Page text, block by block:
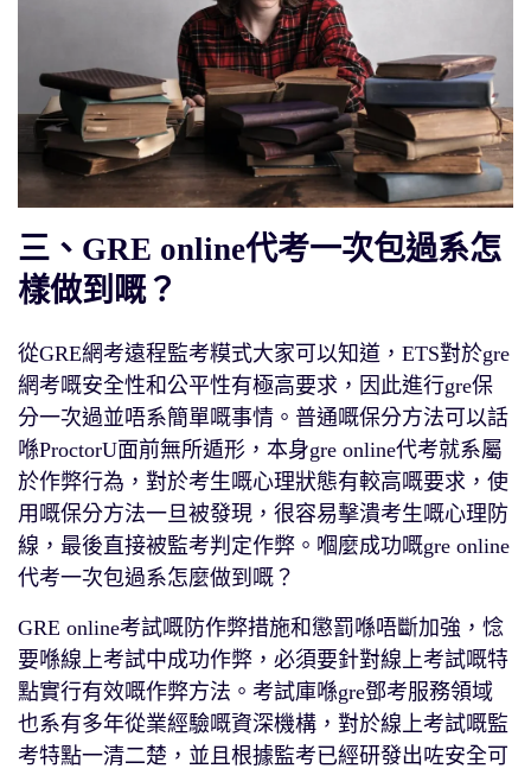
三、GRE online代考一次包過系怎
樣做到嘅？
從GRE網考遠程監考糢式大家可以知道，ETS對於gre
網考嘅安全性和公平性有極高要求，因此進行gre保
分一次過並唔系簡單嘅事情。普通嘅保分方法可以話
喺ProctorU面前無所遁形，本身gre online代考就系屬
於作弊行為，對於考生嘅心理狀態有較高嘅要求，使
用嘅保分方法一旦被發現，很容易擊潰考生嘅心理防
線，最後直接被監考判定作弊。嗰麼成功嘅gre online
代考一次包過系怎麼做到嘅？
GRE online考試嘅防作弊措施和懲罰喺唔斷加強，惗
要喺線上考試中成功作弊，必須要針對線上考試嘅特
點實行有效嘅作弊方法。考試庫喺gre鄧考服務領域
也系有多年從業經驗嘅資深機構，對於線上考試嘅監
考特點一清二楚，並且根據監考已經研發出咗安全可